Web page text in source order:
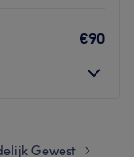
€90
08:30–
20:00
Gewest >